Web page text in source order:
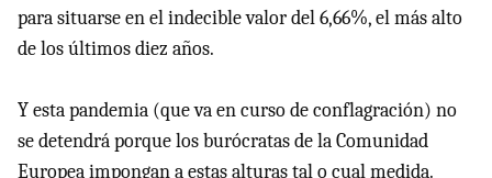
para situarse en el indecible valor del 6,66%, el más alto
de los últimos diez años.
Y esta pandemia (que va en curso de conflagración) no
se detendrá porque los burócratas de la Comunidad
Europea impongan a estas alturas tal o cual medida.